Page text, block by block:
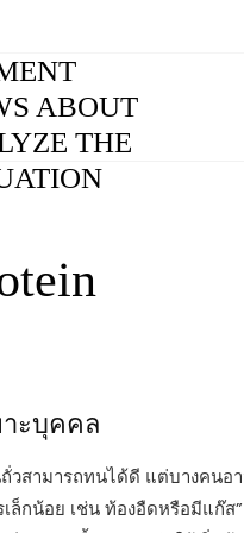
ABOUT
THE
ะบุคคล
วสามารถทนได้ดี แต่บางคนอ
ล็กน้อย เช่น ท้องอืดหรือมีแก๊ส